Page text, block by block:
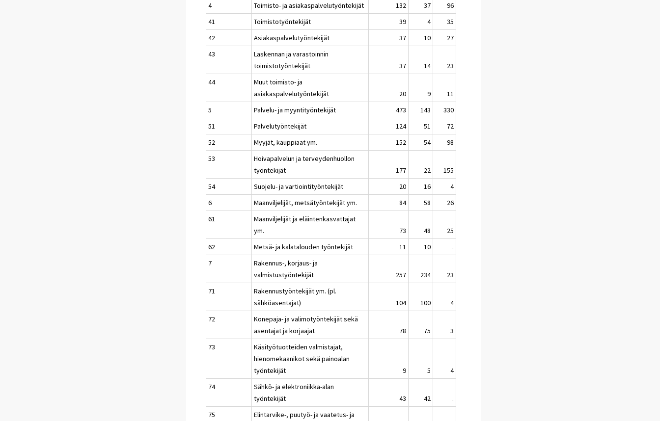
4
Toimisto- ja asiakaspalvelutyöntekijät 132 37
96
41
Toimistotyöntekijät 39 4
35
42
Asiakaspalvelutyöntekijät 37 10
27
43
Laskennan ja varastoinnin
toimistotyöntekijät
37 14
23
44
Muut toimisto- ja
asiakaspalvelutyöntekijät
20 9
11
5
Palvelu- ja myyntityöntekijät 473 143
330
51
Palvelutyöntekijät 124 51
72
52
Myyjät, kauppiaat ym. 152 54
98
53
Hoivapalvelun ja terveydenhuollon
työntekijät
177 22
155
54
Suojelu- ja vartiointityöntekijät 20 16
4
6
Maanviljelijät, metsätyöntekijät ym. 84 58
26
61
Maanviljelijät ja eläintenkasvattajat
ym.
73 48
25
62
Metsä- ja kalatalouden työntekijät 11 10
.
7
Rakennus-, korjaus- ja
valmistustyöntekijät
257 234
23
71
Rakennustyöntekijät ym. (pl.
sähköasentajat)
104 100
4
72
Konepaja- ja valimotyöntekijät sekä
asentajat ja korjaajat
78 75
3
73
Käsityötuotteiden valmistajat,
hienomekaanikot sekä painoalan
työntekijät
9 5
4
74
Sähkö- ja elektroniikka-alan
työntekijät
43 42
.
75
Elintarvike-, puutyö- ja vaatetus- ja